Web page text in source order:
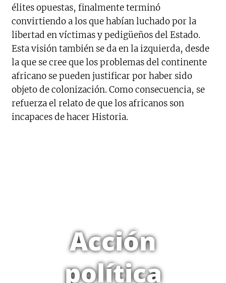
élites opuestas, finalmente terminó
convirtiendo a los que habían luchado por la
libertad en víctimas y pedigüeños del Estado.
Esta visión también se da en la izquierda, desde
la que se cree que los problemas del continente
africano se pueden justificar por haber sido
objeto de colonización. Como consecuencia, se
refuerza el relato de que los africanos son
incapaces de hacer Historia.
Acción
política